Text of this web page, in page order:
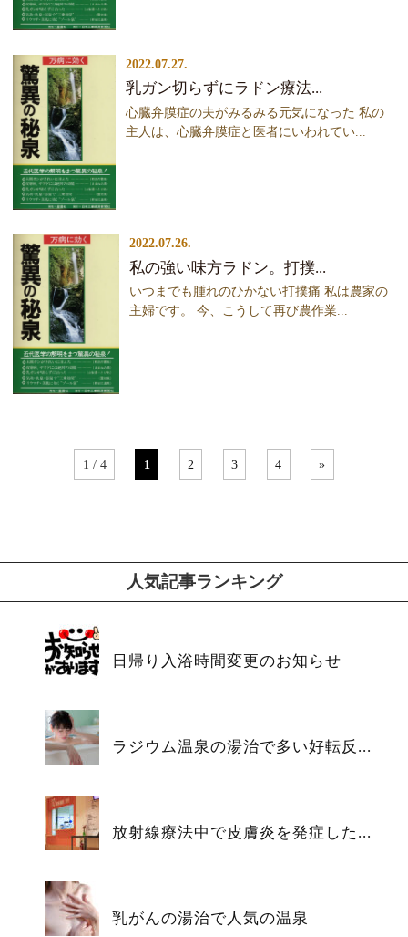
2022.07.27.
乳ガン切らずにラドン療法...
心臓弁膜症の夫がみるみる元気になった 私の
主人は、心臓弁膜症と医者にいわれてい...
2022.07.26.
私の強い味方ラドン。打撲...
いつまでも腫れのひかない打撲痛 私は農家の
主婦です。 今、こうして再び農作業...
1 / 4 1 2 3 4 »
人気記事ランキング
日帰り入浴時間変更のお知らせ
ラジウム温泉の湯治で多い好転反...
放射線療法中で皮膚炎を発症した...
乳がんの湯治で人気の温泉